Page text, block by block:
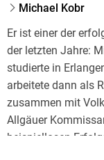
Michael Kobr
Er ist einer der
der letzten Jahre:
studierte in
arbeitete dann als
zusammen mit
Allgäuer
beispiellosen